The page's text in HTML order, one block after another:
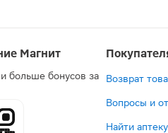
Магнит
больше бонусов за
Возврат
Вопросы и
Найти аптеку